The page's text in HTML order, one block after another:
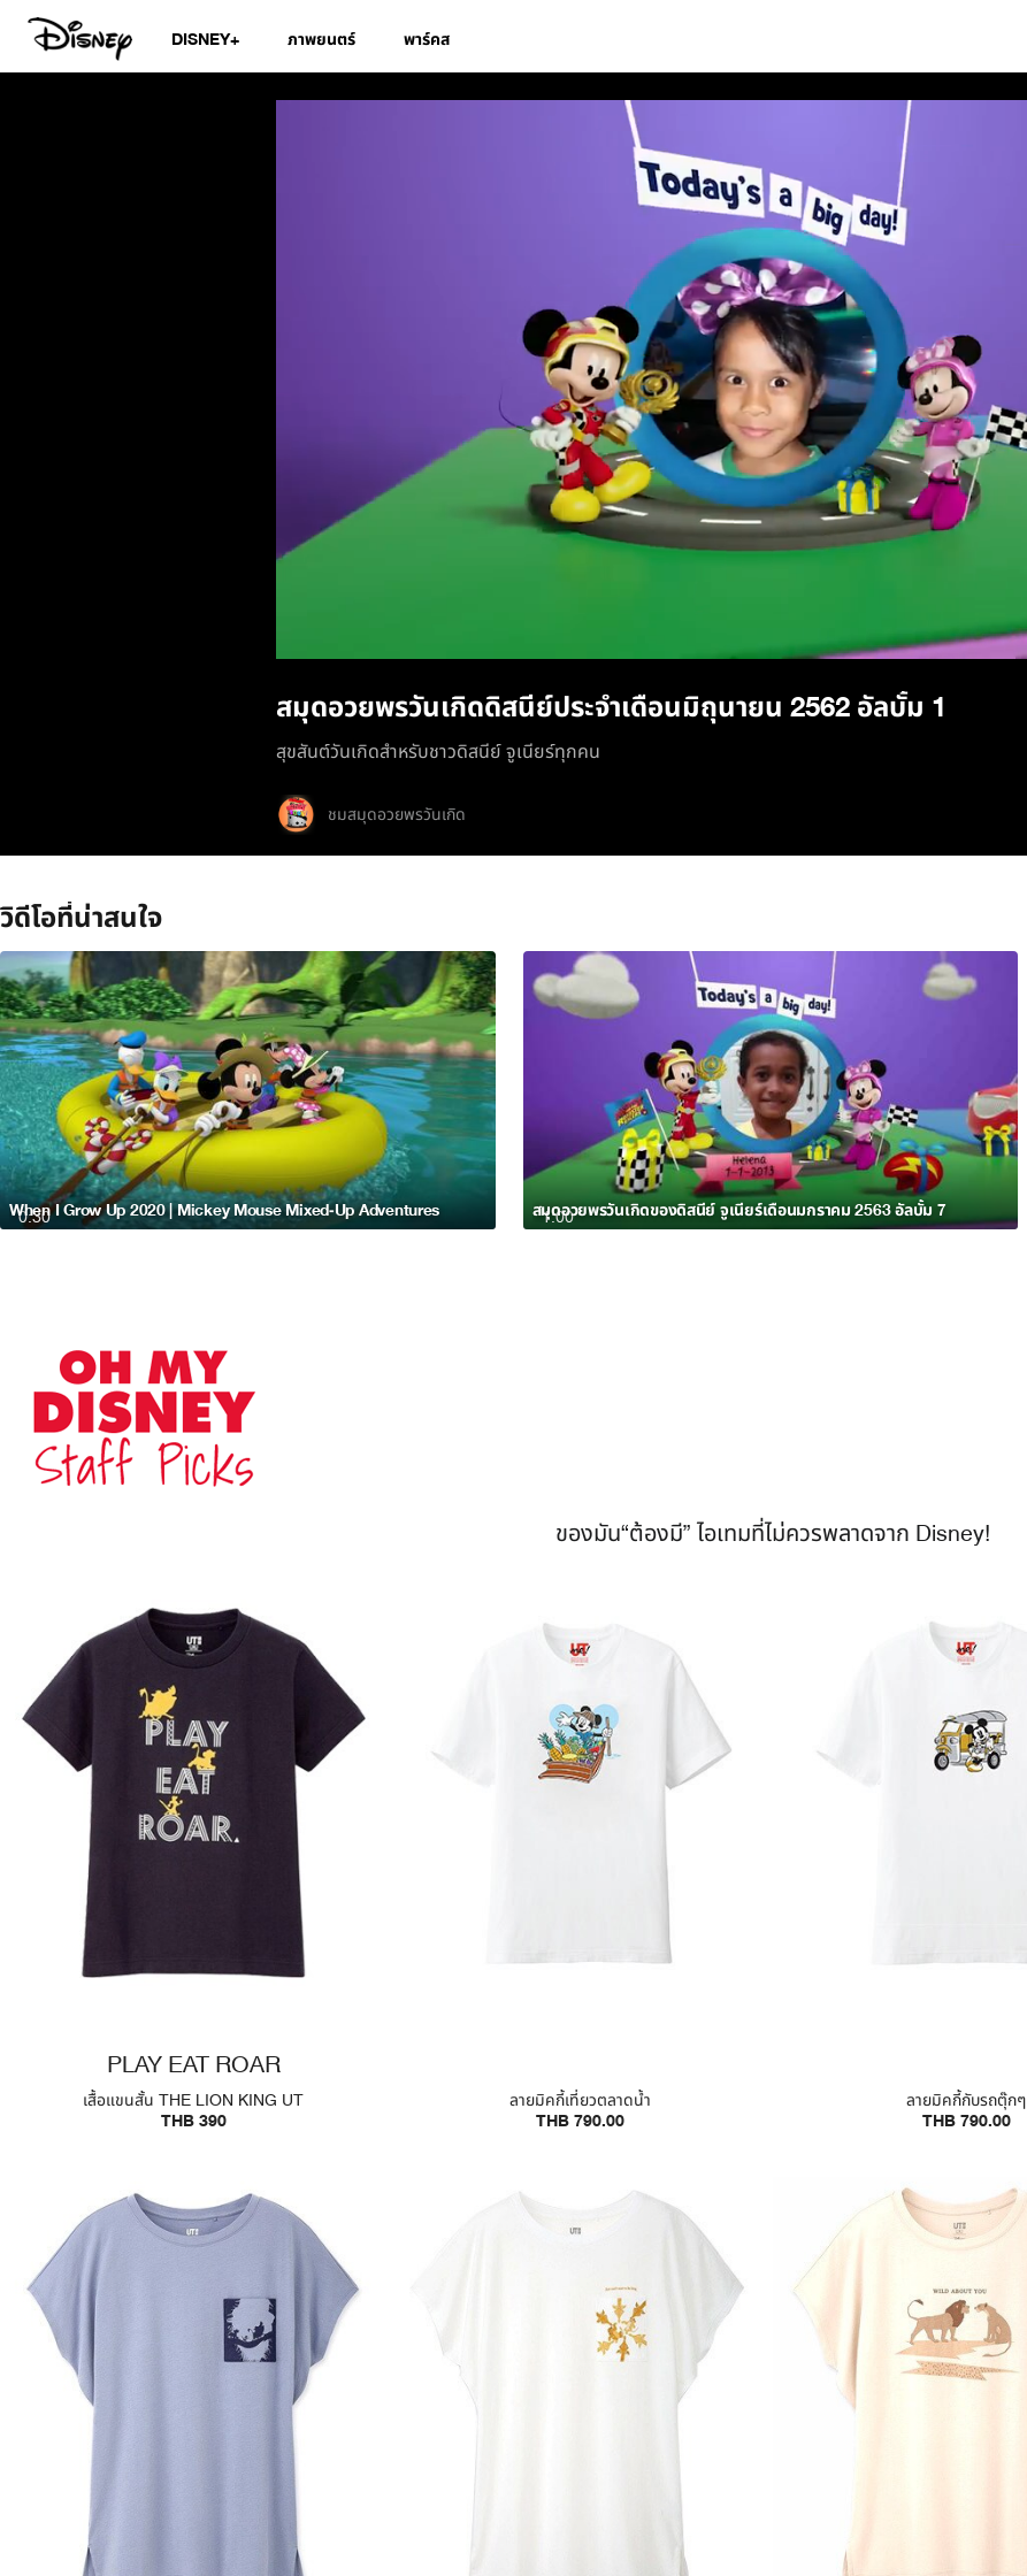
DISNEY+ ภาพยนตร์ พาร์คส
สมุดอวยพรวันเกิดดิสนีย์ประจำเดือนมิถุนายน 2562 อัลบั้ม 1
สมุดอวยพรวันเกิดดิสนีย์ประจำเดือนมิถุนายน 2562 อัลบั้ม 1
สุขสันต์วันเกิดสำหรับชาวดิสนีย์ จูเนียร์ทุกคน
ชมสมุดอวยพรวันเกิด
วิดีโอที่น่าสนใจ
0:30
When I Grow Up 2020 | Mickey Mouse Mixed-Up Adventures 1:00
สมุดอวยพรวันเกิดของดิสนีย์ จูเนียร์เดือนมกราคม 2563 อัลบั้ม 7
ของมัน“ต้องมี” ไอเทมที่ไม่ควรพลาดจาก Disney!
PLAY EAT ROAR
เสื้อแขนสั้น THE LION KING UT
THB 390
ลายมิคกี้เที่ยวตลาดน้ำ
THB 790.00
ลายมิคกี้กับรถตุ๊กๆ
THB 790.00